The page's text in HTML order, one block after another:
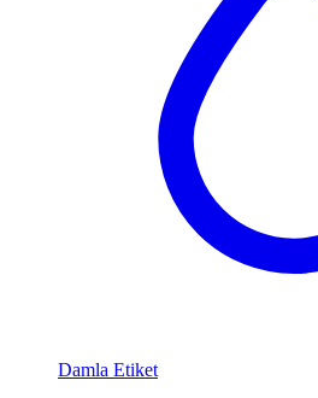
Damla Etiket